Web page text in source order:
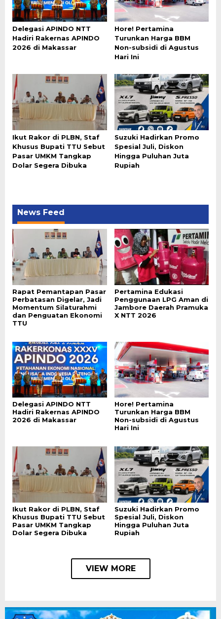
Delegasi APINDO NTT
Hadiri Rakernas APINDO
2026 di Makassar
Hore! Pertamina
Turunkan Harga BBM
Non-subsidi di Agustus
Hari Ini
Ikut Rakor di PLBN, Staf
Khusus Bupati TTU Sebut
Pasar UMKM Tangkap
Dolar Segera Dibuka
Suzuki Hadirkan Promo
Spesial Juli, Diskon
Hingga Puluhan Juta
Rupiah
News Feed
Rapat Pemantapan Pasar
Perbatasan Digelar, Jadi
Momentum Silaturahmi
dan Penguatan Ekonomi
TTU
Pertamina Edukasi
Penggunaan LPG Aman di
Jambore Daerah Pramuka
X NTT 2026
Delegasi APINDO NTT
Hadiri Rakernas APINDO
2026 di Makassar
Hore! Pertamina
Turunkan Harga BBM
Non-subsidi di Agustus
Hari Ini
Ikut Rakor di PLBN, Staf
Khusus Bupati TTU Sebut
Pasar UMKM Tangkap
Dolar Segera Dibuka
Suzuki Hadirkan Promo
Spesial Juli, Diskon
Hingga Puluhan Juta
Rupiah
VIEW MORE